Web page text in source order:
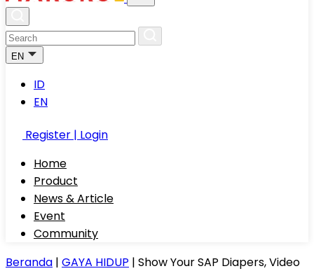
EN
ID
EN
Register | Login
Home
Product
News & Article
Event
Community
Beranda | GAYA HIDUP | Show Your SAP Diapers, Video